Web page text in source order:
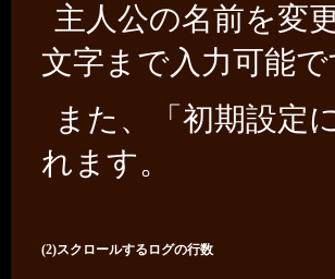
主人公の名前を変
文字まで入力可能
また、「初期設定
れます。
(2)スクロールするログの行数